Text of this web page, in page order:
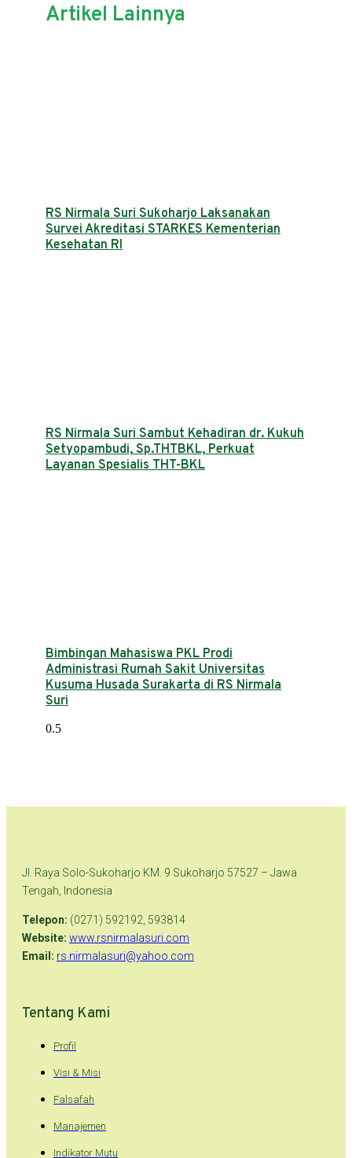
Artikel Lainnya
RS Nirmala Suri Sukoharjo Laksanakan
Survei Akreditasi STARKES Kementerian
Kesehatan RI
RS Nirmala Suri Sambut Kehadiran dr. Kukuh
Setyopambudi, Sp.THTBKL, Perkuat
Layanan Spesialis THT-BKL
Bimbingan Mahasiswa PKL Prodi
Administrasi Rumah Sakit Universitas
Kusuma Husada Surakarta di RS Nirmala
Suri
Jl. Raya Solo-Sukoharjo KM. 9 Sukoharjo 57527 – Jawa
Tengah, Indonesia
Telepon: (0271) 592192, 593814
Website: www.rsnirmalasuri.com
Email: rs.nirmalasuri@yahoo.com
Tentang Kami
Profil
Visi & Misi
Falsafah
Manajemen
Indikator Mutu